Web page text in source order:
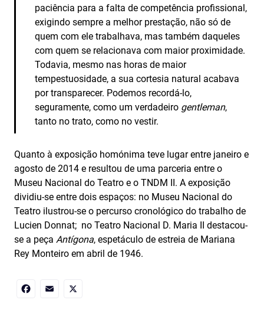
paciência para a falta de competência profissional,
exigindo sempre a melhor prestação, não só de
quem com ele trabalhava, mas também daqueles
com quem se relacionava com maior proximidade.
Todavia, mesmo nas horas de maior
tempestuosidade, a sua cortesia natural acabava
por transparecer. Podemos recordá-lo,
seguramente, como um verdadeiro gentleman,
tanto no trato, como no vestir.
Quanto à exposição homónima teve lugar entre janeiro e
agosto de 2014 e resultou de uma parceria entre o
Museu Nacional do Teatro e o TNDM II. A exposição
dividiu-se entre dois espaços: no Museu Nacional do
Teatro ilustrou-se o percurso cronológico do trabalho de
Lucien Donnat; no Teatro Nacional D. Maria II destacou-
se a peça Antígona, espetáculo de estreia de Mariana
Rey Monteiro em abril de 1946.